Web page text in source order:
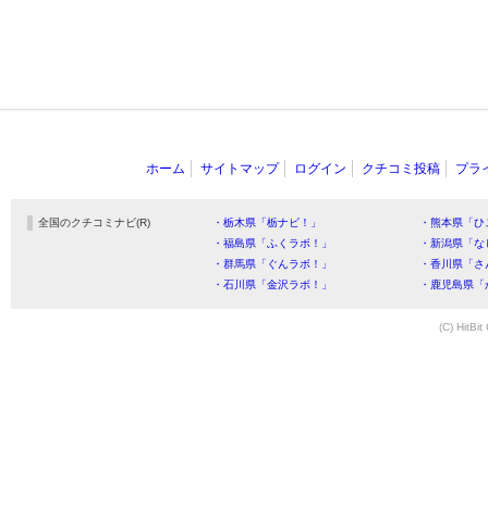
ホーム サイトマップ ログイン クチコミ投稿 プラ
全国のクチコミナビ(R) ・栃木県「栃ナビ！」
・熊本県「
・福島県「ふくラボ！」
・新潟県「
・群馬県「ぐんラボ！」
・香川県「
・石川県「金沢ラボ！」
・鹿児島県
(C) HitBit